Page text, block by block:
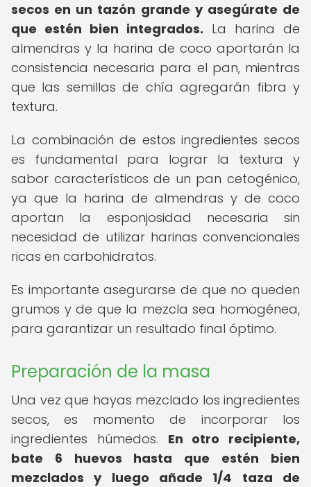
secos en un tazón grande y asegúrate de
que estén bien integrados. La harina de
almendras y la harina de coco aportarán la
consistencia necesaria para el pan, mientras
que las semillas de chía agregarán fibra y
textura.
La combinación de estos ingredientes secos
es fundamental para lograr la textura y
sabor característicos de un pan cetogénico,
ya que la harina de almendras y de coco
aportan la esponjosidad necesaria sin
necesidad de utilizar harinas convencionales
ricas en carbohidratos.
Es importante asegurarse de que no queden
grumos y de que la mezcla sea homogénea,
para garantizar un resultado final óptimo.
Preparación de la masa
Una vez que hayas mezclado los ingredientes
secos, es momento de incorporar los
ingredientes húmedos. En otro recipiente,
bate 6 huevos hasta que estén bien
mezclados y luego añade 1/4 taza de